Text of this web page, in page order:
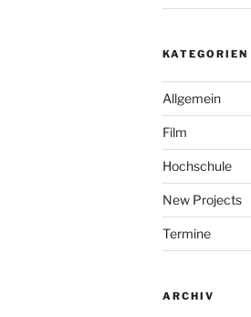
KATEGORIEN
Allgemein
Film
Hochschule
New Projects
Termine
ARCHIV